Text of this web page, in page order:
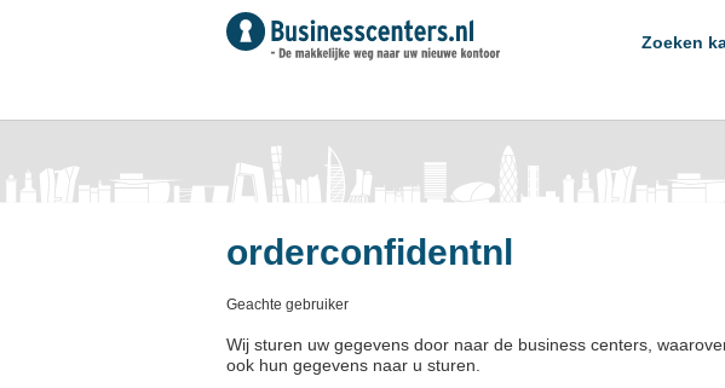
Zoeken
orderconfidentnl
Geachte gebruiker
Wij sturen uw gegevens door naar de business centers,
ook hun gegevens naar u sturen.